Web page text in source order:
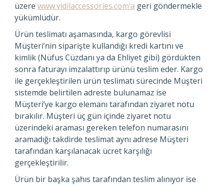
üzere www.vidilaccessories.com’a geri göndermekle
yükümlüdür.
Ürün teslimatı aşamasında, kargo görevlisi
Müşteri’nin siparişte kullandığı kredi kartını ve
kimlik (Nüfus Cüzdanı ya da Ehliyet gibi) gördükten
sonra faturayı imzalattırıp ürünü teslim eder. Kargo
ile gerçekleştirilen ürün teslimatı sürecinde Müşteri
sistemde belirtilen adreste bulunamaz ise
Müşteri’ye kargo elemanı tarafından ziyaret notu
bırakılır. Müşteri üç gün içinde ziyaret notu
üzerindeki araması gereken telefon numarasını
aramadığı takdirde teslimat aynı adrese Müşteri
tarafından karşılanacak ücret karşılığı
gerçekleştirilir.
Ürün bir başka şahıs tarafından teslim alınıyor ise